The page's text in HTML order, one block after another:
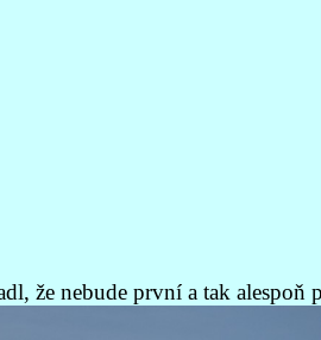
že nebude první a tak